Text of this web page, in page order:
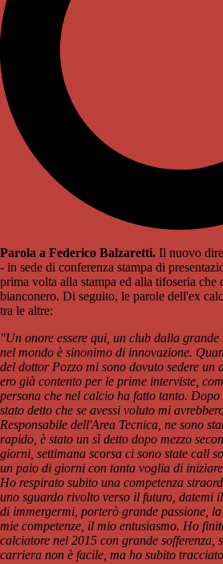
Parola a Federico Balzaretti. Il nuovo
- in sede di conferenza stampa di
prima volta alla stampa ed alla tifoseria che
bianconero. Di seguito, le parole dell'ex
tra le altre:
"Un onore essere qui, un club dalla
nel mondo è sinonimo di innovazione.
del dottor Pozzo mi sono dovuto sedere
ero già contento per le prime interviste,
persona che nel calcio ha fatto tanto.
stato detto che se avessi voluto mi
Responsabile dell'Area Tecnica, ne sono
rapido, è stato un sì detto dopo mezzo
giorni, settimana scorsa ci sono state call
un paio di giorni con tanta voglia di
Ho respirato subito una competenza
uno sguardo rivolto verso il futuro, datemi
di immergermi, porterò grande passione,
mie competenze, il mio entusiasmo. Ho
calciatore nel 2015 con grande sofferenza,
carriera non è facile, ma ho subito